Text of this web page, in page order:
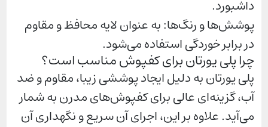
داشبورد.
پوشش‌ها و رنگ‌ها: به عنوان لایه محافظ و مقاوم
در برابر خوردگی استفاده می‌شود.
چرا پلی یورتان برای کفپوش مناسب است؟
پلی یورتان به دلیل ایجاد پوششی زیبا، مقاوم و ضد
آب، گزینه‌ای عالی برای کفپوش‌های مدرن به شمار
می‌آید. علاوه بر این، اجرای آن سریع و نگهداری آن